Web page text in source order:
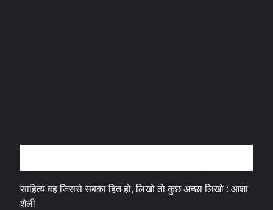
साहित्य वह जिससे सबका हित हो, लिखो तो कुछ अच्छा लिखो : आशा
शैली